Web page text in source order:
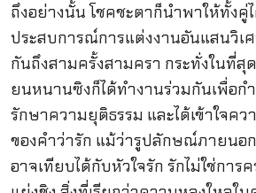
ถึงอย่างนั้น โชคชะตาก็นำพาให้ทั้งคู่
ประสบการณ์การแต่งงานอันแสนวิเ
กันถึงสามครั้งสามครา กระทั่งในที่สุ
ยนหนานซิงก็ได้ทำงานร่วมกันเพื่อก
รักษาความยุติธรรม และได้เข้าใจค
ของคำว่ารัก แม้ว่ารูปลักษณ์ภายนอ
อาจเทียบได้กับหัวใจรัก รักไม่ใช่การ